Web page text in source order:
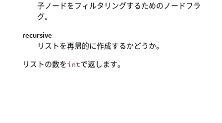
子ノードをフィルタリングするためのノードフラ
グ。
recursive
リストを再帰的に作成するかどうか。
リストの数をintで返します。